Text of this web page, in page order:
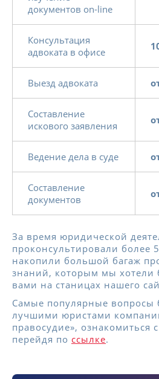
документов on-line
Консультация
адвоката в офисе
Выезд адвоката
Составление
искового заявления
Ведение дела в суде
Составление
документов
За время юридической
проконсультировали более
накопили большой багаж
знаний, которым мы хотели
вами на станицах нашего
Самые популярные вопросы
лучшими юристами
правосудие», ознакомиться
перейдя по ссылке.